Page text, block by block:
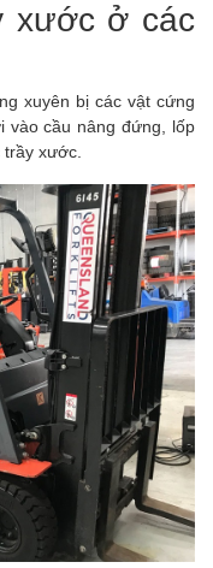
xước ở các
xuyên bị các vật cứng
vào cầu nâng đứng, lốp
xước.